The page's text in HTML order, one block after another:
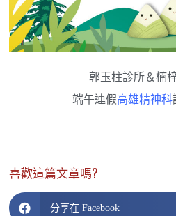
郭玉柱診所＆楠
端午連假高雄精神科
喜歡這篇文章嗎?
分享在 Facebook